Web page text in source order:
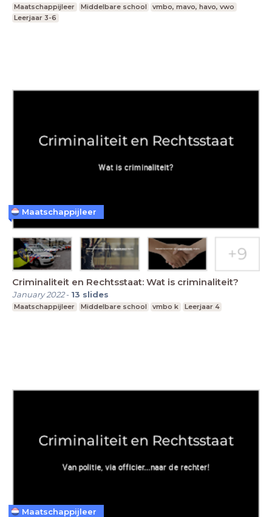
Maatschappijleer Middelbare school
vmbo, mavo, havo, vwo
Leerjaar 3-6
Criminaliteit en Rechtsstaat: Wat is criminaliteit?
January 2022- 13 slides
Maatschappijleer Middelbare school vmbo k Leerjaar 4
Maatschappijleer
Maatschappijleer